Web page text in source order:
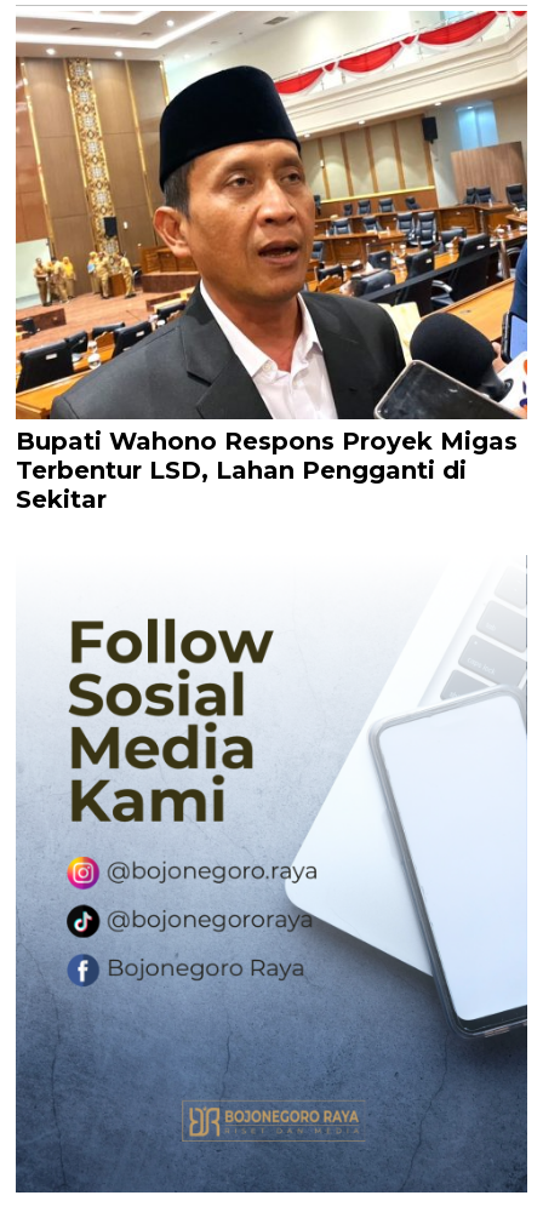
Bupati Wahono Respons Proyek Migas
Terbentur LSD, Lahan Pengganti di
Sekitar